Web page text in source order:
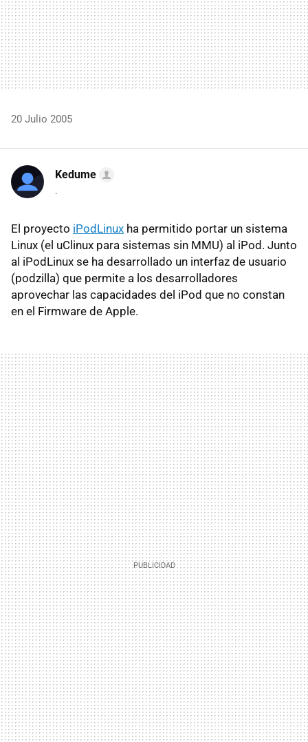
20 Julio 2005
Kedume
.
El proyecto iPodLinux ha permitido portar un sistema
Linux (el uClinux para sistemas sin MMU) al iPod. Junto
al iPodLinux se ha desarrollado un interfaz de usuario
(podzilla) que permite a los desarrolladores
aprovechar las capacidades del iPod que no constan
en el Firmware de Apple.